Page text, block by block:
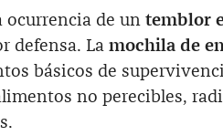
ocurrencia de un temblor
defensa. La mochila de
básicos de
no perecibles,